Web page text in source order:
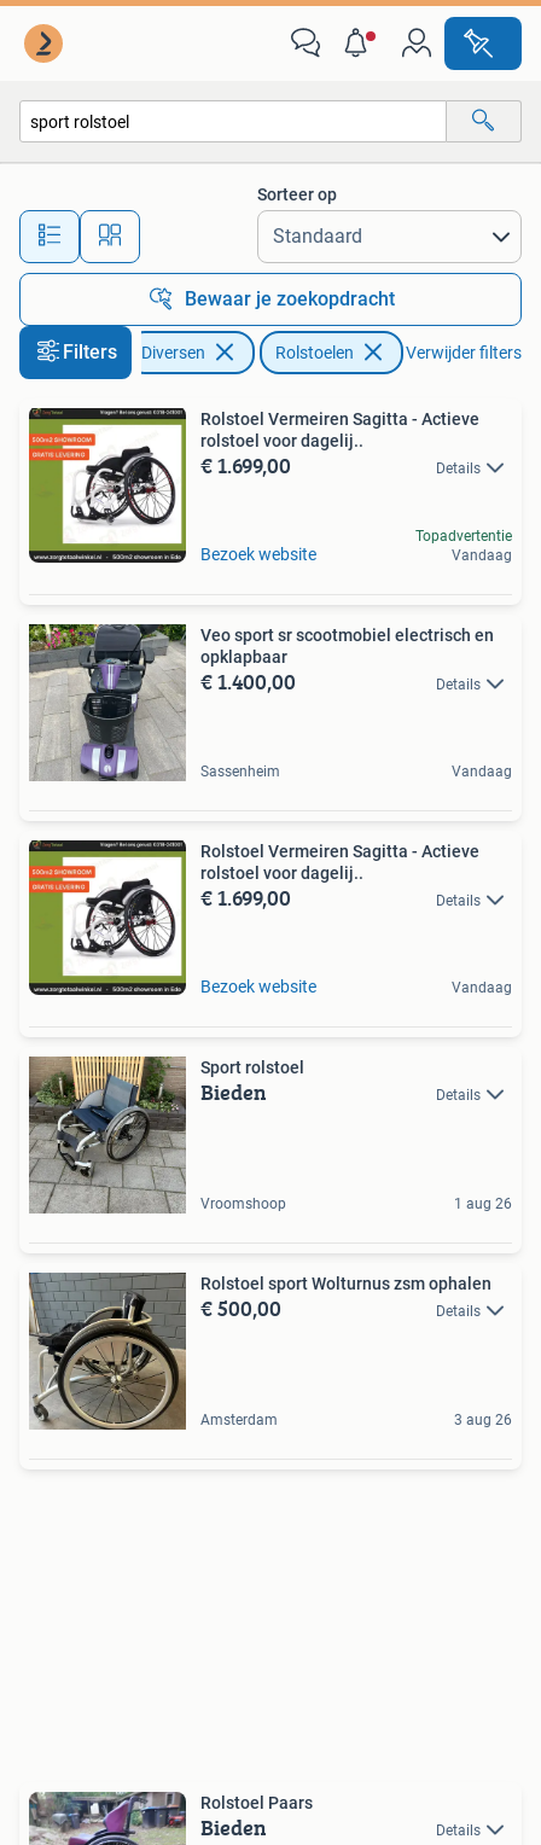
Alle afstanden…
Sorteer op
Bewaar je zoekopdracht
Filters Diversen Rolstoelen Verwijder filters
Rolstoel Vermeiren Sagitta - Actieve
rolstoel voor dagelij..
€ 1.699,00 Details
Bezoek website
Topadvertentie
Vandaag
Veo sport sr scootmobiel electrisch en
opklapbaar
€ 1.400,00 Details
Sassenheim Vandaag
Rolstoel Vermeiren Sagitta - Actieve
rolstoel voor dagelij..
€ 1.699,00 Details
Bezoek website Vandaag
Sport rolstoel
Bieden Details
Vroomshoop 1 aug 26
Rolstoel sport Wolturnus zsm ophalen
€ 500,00 Details
Amsterdam 3 aug 26
Rolstoel Paars
Bieden Details